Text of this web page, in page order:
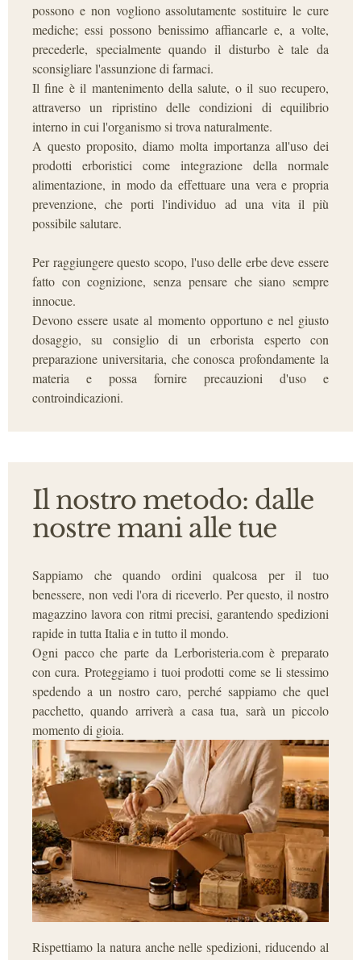
possono e non vogliono assolutamente sostituire le cure
mediche; essi possono benissimo affiancarle e, a volte,
precederle, specialmente quando il disturbo è tale da
sconsigliare l'assunzione di farmaci.
Il fine è il mantenimento della salute, o il suo recupero,
attraverso un ripristino delle condizioni di equilibrio
interno in cui l'organismo si trova naturalmente.
A questo proposito, diamo molta importanza all'uso dei
prodotti erboristici come integrazione della normale
alimentazione, in modo da effettuare una vera e propria
prevenzione, che porti l'individuo ad una vita il più
possibile salutare.
Per raggiungere questo scopo, l'uso delle erbe deve essere
fatto con cognizione, senza pensare che siano sempre
innocue.
Devono essere usate al momento opportuno e nel giusto
dosaggio, su consiglio di un erborista esperto con
preparazione universitaria, che conosca profondamente la
materia e possa fornire precauzioni d'uso e
controindicazioni.
Il nostro metodo: dalle
nostre mani alle tue
Sappiamo che quando ordini qualcosa per il tuo
benessere, non vedi l'ora di riceverlo. Per questo, il nostro
magazzino lavora con ritmi precisi, garantendo spedizioni
rapide in tutta Italia e in tutto il mondo.
Ogni pacco che parte da Lerboristeria.com è preparato
con cura. Proteggiamo i tuoi prodotti come se li stessimo
spedendo a un nostro caro, perché sappiamo che quel
pacchetto, quando arriverà a casa tua, sarà un piccolo
momento di gioia.
Rispettiamo la natura anche nelle spedizioni, riducendo al